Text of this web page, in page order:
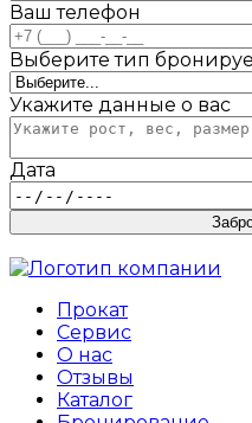
Ваш телефон
Выберите тип
Укажите данные о вас
Дата
Прокат
Сервис
О нас
Отзывы
Каталог